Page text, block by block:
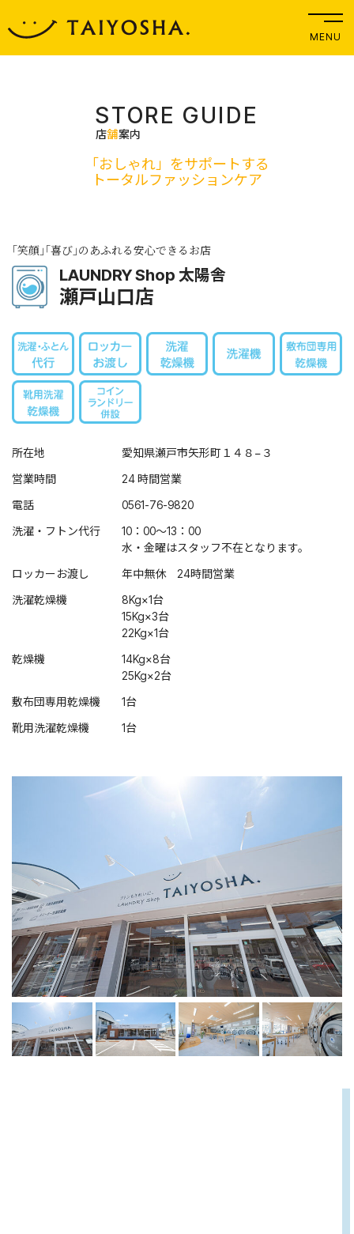
MENU
STORE GUIDE
店舗案内
「おしゃれ」をサポートする
トータルファッションケア
｢笑顔｣｢喜び｣のあふれる安心できるお店
LAUNDRY Shop 太陽舎
瀬戸山口店
所在地
愛知県瀬戸市矢形町１４８−３
営業時間
24 時間営業
電話
0561-76-9820
洗濯・フトン代行
10：00～13：00
水・金曜はスタッフ不在となります。
ロッカーお渡し
年中無休 24時間営業
洗濯乾燥機
8Kg×1台
15Kg×3台
22Kg×1台
乾燥機
14Kg×8台
25Kg×2台
敷布団専用乾燥機
1台
靴用洗濯乾燥機
1台